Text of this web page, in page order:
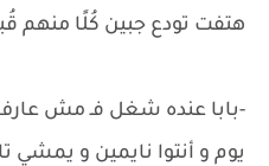
هتفت تودع جبين كُلًا منهم
-بابا عنده شغل فـ مش
يوم و أنتوا نايمين و